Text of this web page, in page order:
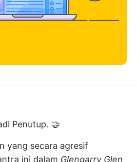
Penutup. 🤝
yang secara agresif
ini dalam Glengarry Glen